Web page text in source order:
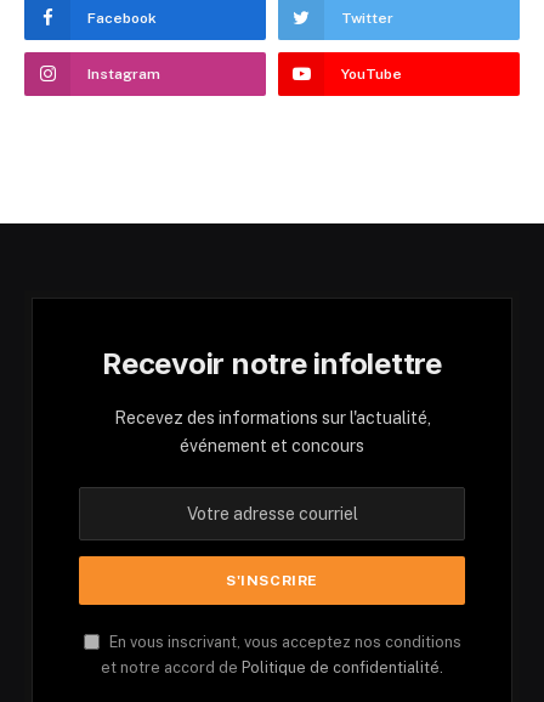
Facebook Twitter
Instagram YouTube
Recevoir notre infolettre
Recevez des informations sur l'actualité,
événement et concours
En vous inscrivant, vous acceptez nos conditions
et notre accord de Politique de confidentialité.